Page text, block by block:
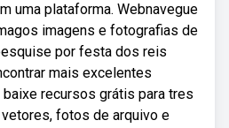
uma plataforma. Webnavegue
imagens e fotografias de
por festa dos reis
mais excelentes
baixe recursos grátis para tres
fotos de arquivo e